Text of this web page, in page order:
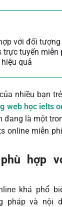
với đối tượng
trực tuyến miễn
quả
nhiều bạn
web học ielts
đang là một
online miễn phí
hợp
khá phổ
pháp và nội